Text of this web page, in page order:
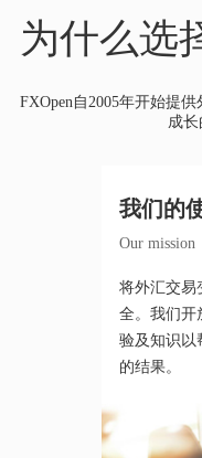
为什么选
FXOpen自2005年开始提
成
我们的
Our mission
将外汇交易
全。我们开
验及知识以
的结果。